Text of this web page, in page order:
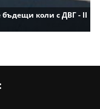
коли с ДВГ - II